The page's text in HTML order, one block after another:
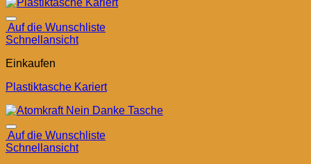
Auf die Wunschliste
Schnellansicht
Einkaufen
Plastiktasche Kariert
Auf die Wunschliste
Schnellansicht